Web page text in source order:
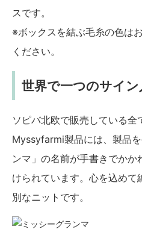
スです。
※ボックスを結ぶ毛糸の色は
ください。
世界で一つのサイン
ソピバ北欧で販売している全
Myssyfarmi製品には、製品
ンマ」の名前が手書きでか
けられています。心を込め
別なニットです。